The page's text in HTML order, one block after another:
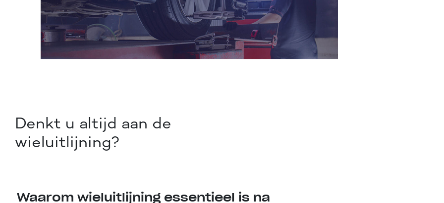
Denkt u altijd aan de
wieluitlijning?
Waarom wieluitlijning essentieel is na